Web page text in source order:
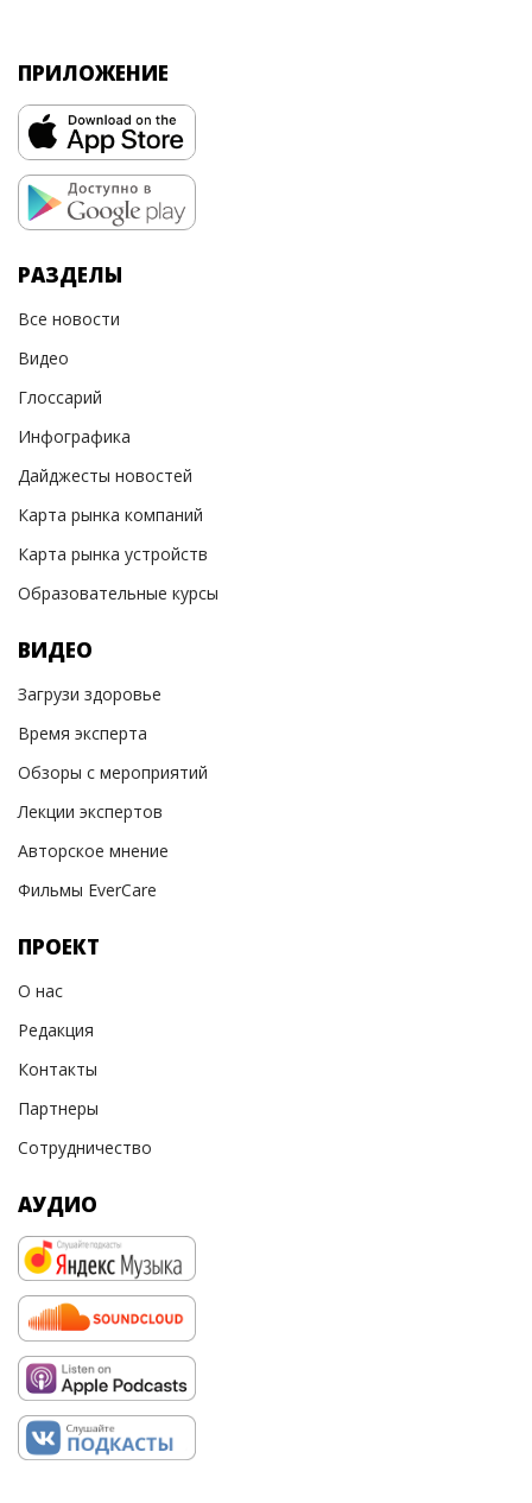
ПРИЛОЖЕНИЕ
РАЗДЕЛЫ
Все новости
Видео
Глоссарий
Инфографика
Дайджесты новостей
Карта рынка компаний
Карта рынка устройств
Образовательные курсы
ВИДЕО
Загрузи здоровье
Время эксперта
Обзоры с мероприятий
Лекции экспертов
Авторское мнение
Фильмы EverCare
ПРОЕКТ
О нас
Редакция
Контакты
Партнеры
Сотрудничество
АУДИО